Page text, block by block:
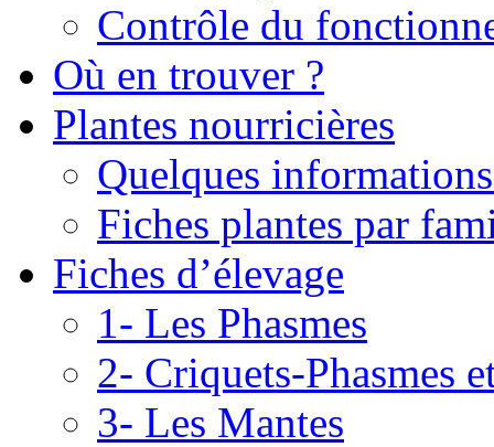
Contrôle du
Où en trouver ?
Plantes nourricières
Quelques
Fiches plantes par
Fiches d’élevage
1- Les Phasmes
2- Criquets-Phasmes
3- Les Mantes